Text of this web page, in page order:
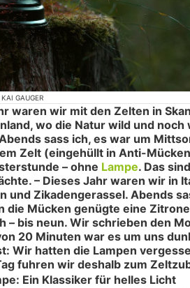
KAI GAUGER
waren wir mit den Zelten in
wo die Natur wild und noch
sass ich, es war um
Zelt (eingehüllt in Anti-
– ohne Lampe. Das
– Dieses Jahr waren wir in
und Zikadengerassel. Abends
die Mücken genügte eine
– bis neun. Wir schrieben den
20 Minuten war es um uns
Wir hatten die Lampen
fuhren wir deshalb zum
Ein Klassiker für helles Licht